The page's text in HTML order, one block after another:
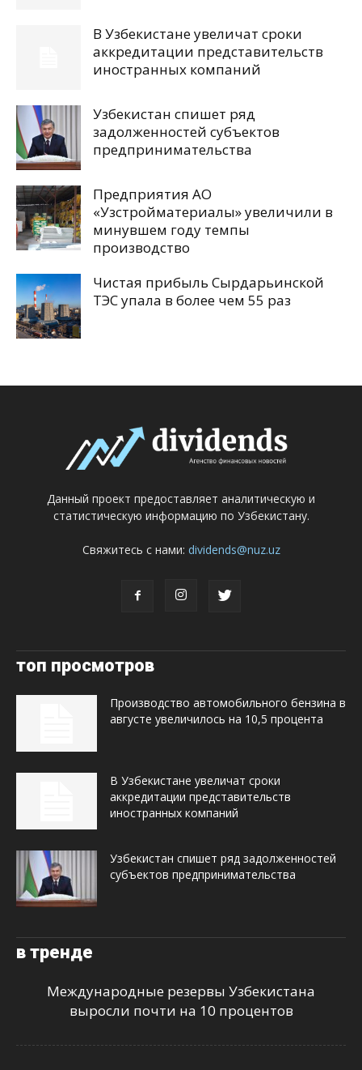
В Узбекистане увеличат сроки
аккредитации представительств
иностранных компаний
Узбекистан спишет ряд
задолженностей субъектов
предпринимательства
Предприятия АО
«Узстройматериалы» увеличили в
минувшем году темпы
производство
Чистая прибыль Сырдарьинской
ТЭС упала в более чем 55 раз
Данный проект предоставляет аналитическую и
статистическую информацию по Узбекистану.
Свяжитесь с нами: dividends@nuz.uz
топ просмотров
Производство автомобильного бензина в
августе увеличилось на 10,5 процента
В Узбекистане увеличат сроки
аккредитации представительств
иностранных компаний
Узбекистан спишет ряд задолженностей
субъектов предпринимательства
в тренде
Международные резервы Узбекистана
выросли почти на 10 процентов